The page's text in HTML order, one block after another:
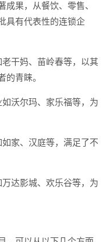
果，从餐饮、零售、
具有代表性的连锁企
干妈、苗岭春等，以其
的青睐。
沃尔玛、家乐福等，为
家、汉庭等，满足了不
达影城、欢乐谷等，为